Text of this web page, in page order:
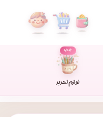
لوازم تحریر
جدید